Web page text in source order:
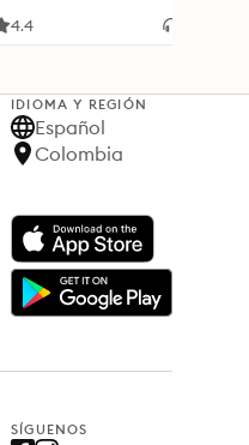
4.4
IDIOMA Y REGIÓN
Español
Colombia
SÍGUENOS